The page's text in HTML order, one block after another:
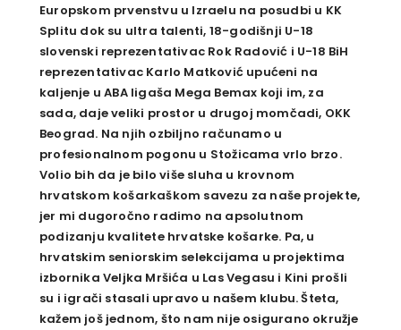
Europskom prvenstvu u Izraelu na posudbi u KK
Splitu dok su ultra talenti, 18-godišnji U-18
slovenski reprezentativac Rok Radović i U-18 BiH
reprezentativac Karlo Matković upućeni na
kaljenje u ABA ligaša Mega Bemax koji im, za
sada, daje veliki prostor u drugoj momčadi, OKK
Beograd. Na njih ozbiljno računamo u
profesionalnom pogonu u Stožicama vrlo brzo.
Volio bih da je bilo više sluha u krovnom
hrvatskom košarkaškom savezu za naše projekte,
jer mi dugoročno radimo na apsolutnom
podizanju kvalitete hrvatske košarke. Pa, u
hrvatskim seniorskim selekcijama u projektima
izbornika Veljka Mršića u Las Vegasu i Kini prošli
su i igrači stasali upravo u našem klubu. Šteta,
kažem još jednom, što nam nije osigurano okružje